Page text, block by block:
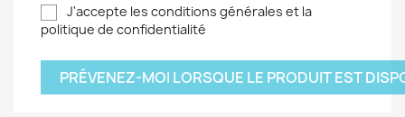
J'accepte les conditions générales et la
politique de confidentialité
PRÉVENEZ-MOI LORSQUE LE PRODUIT EST